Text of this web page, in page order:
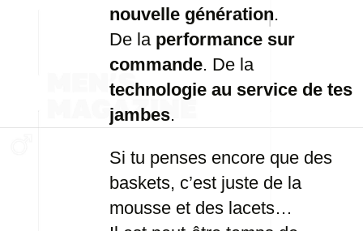
nouvelle génération.
De la performance sur
commande. De la
technologie au service de tes
jambes.
Si tu penses encore que des
baskets, c’est juste de la
mousse et des lacets…